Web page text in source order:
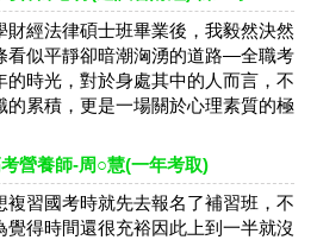
財經法律碩士班畢業後，我毅然決然
看似平靜卻暗潮洶湧的道路—全職考
的時光，對於身處其中的人而言，不
的累積，更是一場關於心理素質的極
營養師-周○慧(一年考取)
複習國考時就先去報名了補習班，不
覺得時間還很充裕因此上到一半就沒